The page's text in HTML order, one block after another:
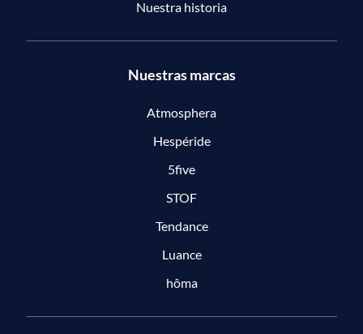
Nuestra historia
Nuestras marcas
Atmosphera
Hespéride
5five
STOF
Tendance
Luance
hôma